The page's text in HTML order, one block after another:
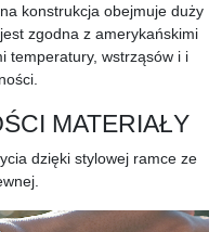
konstrukcja obejmuje duży
zgodna z amerykańskimi
temperatury, wstrząsów i i
MATERIAŁY
dzięki stylowej ramce ze